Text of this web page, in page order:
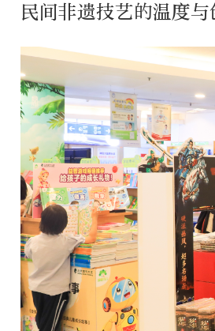
民间非遗技艺的温度与